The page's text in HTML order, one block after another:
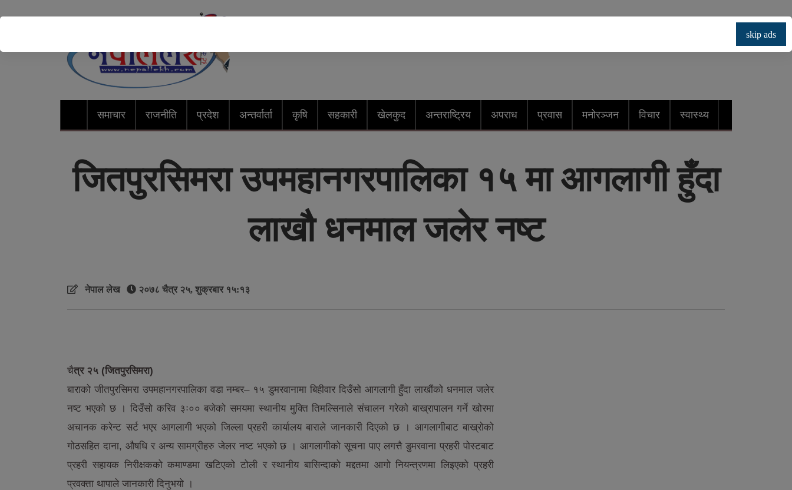
समाचार राजनीति प्रदेश अन्तर्वार्ता कृषि सहकारी खेलकुद अन्तराष्ट्रिय अपराध प्रवास मनोरञ्जन विचार स्वास्थ्य
skip ads
जितपुरसिमरा उपमहानगरपालिका १५ मा आगलागी हुँदा
लाखौ धनमाल जलेर नष्ट
नेपाल लेख २०७८ चैत्र २५, शुक्रबार १५:१३
चैत्र २५ (जितपुरसिमरा)
बाराको जीतपुरसिमरा उपमहानगरपालिका वडा नम्बर– १५ डुमरवानामा बिहीवार दिउँसो आगलागी हुँदा लाखौंको धनमाल जलेर
नष्ट भएको छ । दिउँसो करिव ३ः०० बजेको समयमा स्थानीय मुक्ति तिमल्सिनाले संचालन गरेको बाख्रापालन गर्ने खोरमा
अचानक करेन्ट सर्ट भएर आगलागी भएको जिल्ला प्रहरी कार्यालय बाराले जानकारी दिएको छ । आगलागीबाट बाख्रोको
गोठसहित दाना, औषधि र अन्य सामग्रीहरु जेलर नष्ट भएको छ । आगलागीको सूचना पाए लगत्तै डुमरवाना प्रहरी पोस्टबाट
प्रहरी सहायक निरीक्षकको कमाण्डमा खटिएको टोली र स्थानीय बासिन्दाको मद्दतमा आगो नियन्त्रणमा लिइएको प्रहरी
प्रवक्ता थापाले जानकारी दिनुभयो ।